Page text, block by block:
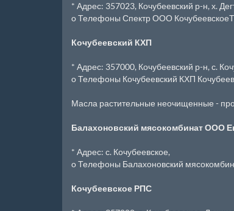
* Адрес: 357023, Кочубеевский р-н, х.
o Телефоны Спектр ООО
Кочубеевский КХП
* Адрес: 357000, Кочубеевский р-н, с.
o Телефоны Кочубеевский КХП
Масла растительные неочищенные -
Балахоновский мясокомбинат ООО
* Адрес: с. Кочубеевское,
o Телефоны Балахоновский
Кочубеевское РПС